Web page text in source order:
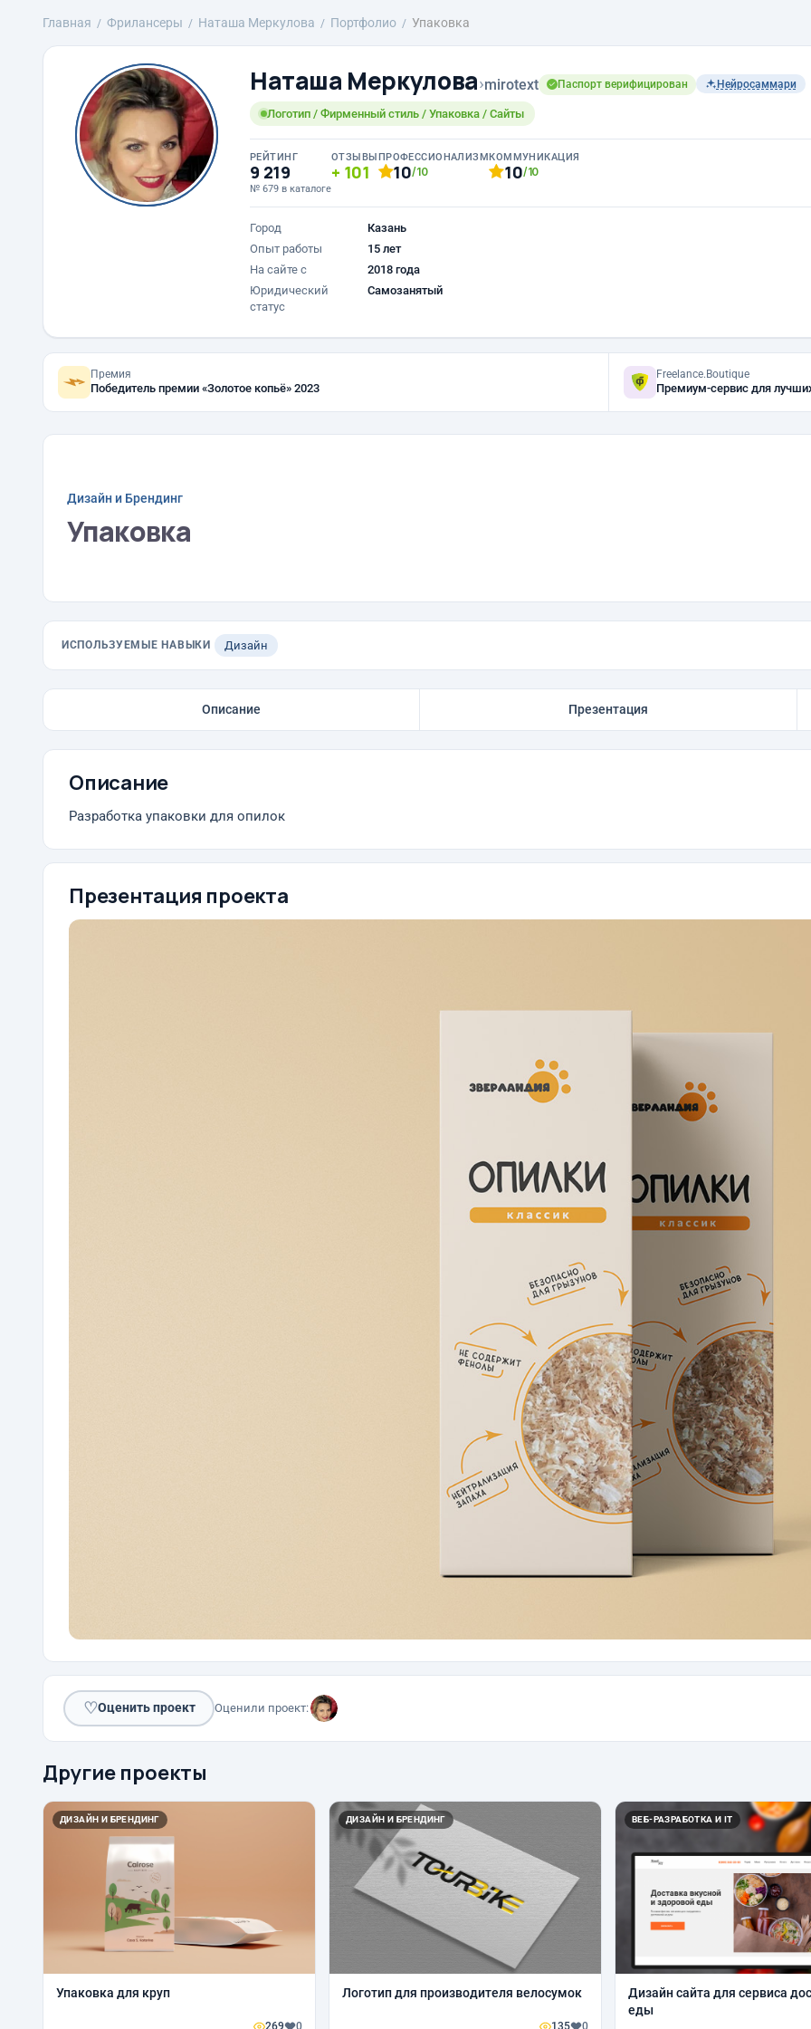
Главная Фрилансеры Наташа Меркулова Портфолио Упаковка
Наташа Меркулова›mirotext Паспорт верифицирован Нейросаммари
Логотип / Фирменный стиль / Упаковка / Сайты
РЕЙТИНГ
9 219
№ 679 в каталоге
ОТЗЫВЫ
101
ПРОФЕССИОНАЛИЗМ
10/10
КОММУНИКАЦИЯ
10/10
Город
Казань
Опыт работы
15 лет
На сайте с
2018 года
Юридический
статус
Самозанятый
Премия
Победитель премии «Золотое копьё» 2023
Freelance.Boutique
Премиум-сервис для
Дизайн и Брендинг
Упаковка
ИСПОЛЬЗУЕМЫЕ НАВЫКИ Дизайн
Описание Презентация
Описание
Разработка упаковки для опилок
Презентация проекта
♡Оценить проект Оценили проект:
Другие проекты
ДИЗАЙН И БРЕНДИНГ
Упаковка для круп
269 0
ДИЗАЙН И БРЕНДИНГ
Логотип для производителя велосумок
135 0
ВЕБ-РАЗРАБОТКА И IT
Дизайн сайта для сервиса
еды